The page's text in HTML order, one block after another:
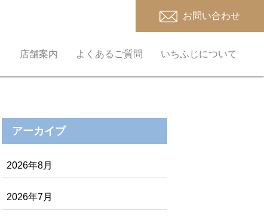
お問い合わせ
店舗案内 よくあるご質問 いちふじについて
アーカイブ
2026年8月
2026年7月